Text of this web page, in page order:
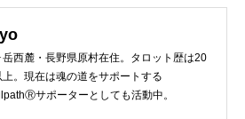
岳西麓・長野県原村在住。タロット歴は20
上。現在は魂の道をサポートする
サポーターとしても活動中。